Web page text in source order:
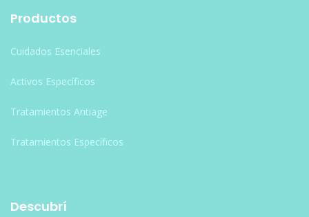
Productos
Cuidados Esenciales
Activos Específicos
Tratamientos Antiage
Tratamientos Específicos
Descubrí